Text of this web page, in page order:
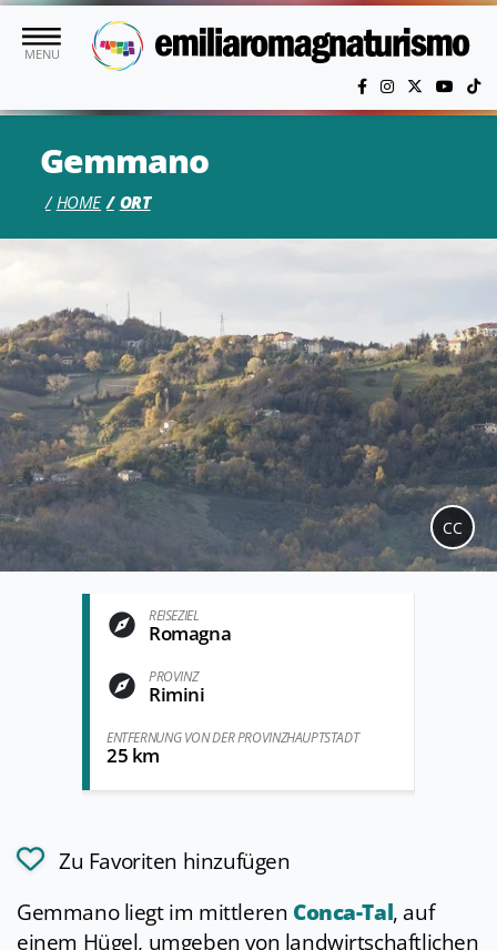
Skip to main content
MENU
Gemmano
HOME ORT
CC
REISEZIEL
Romagna
PROVINZ
Rimini
ENTFERNUNG VON DER PROVINZHAUPTSTADT
25 km
Zu Favoriten hinzufügen
Gemmano liegt im mittleren Conca-Tal, auf
einem Hügel, umgeben von landwirtschaftlichen